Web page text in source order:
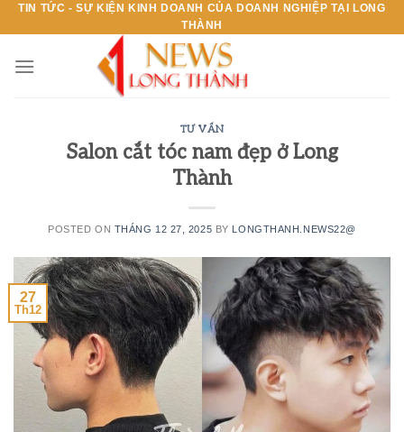
Skip
to
TIN TỨC - SỰ KIỆN KINH DOANH CỦA DOANH NGHIỆP TẠI LONG
THÀNH
TƯ VẤN
Salon cắt tóc nam đẹp ở Long
Thành
POSTED ON THÁNG 12 27, 2025 BY LONGTHANH.NEWS22@
27
Th12